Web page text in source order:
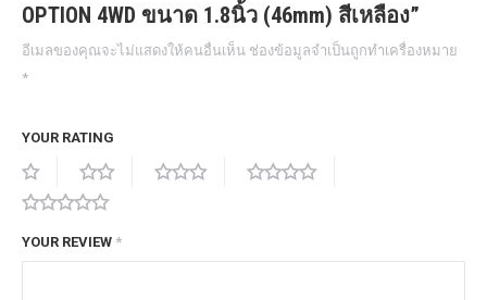
OPTION 4WD ขนาด 1.8นิ้ว (46mm) สีเหลือง”
อีเมลของคุณจะไม่แสดงให้คนอื่นเห็น ช่องข้อมูลจำเป็นถูกทำเครื่องหมาย
*
YOUR RATING
YOUR REVIEW *